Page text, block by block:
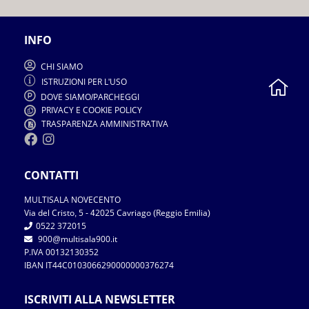
INFO
CHI SIAMO
ISTRUZIONI PER L'USO
DOVE SIAMO/PARCHEGGI
PRIVACY E COOKIE POLICY
TRASPARENZA AMMINISTRATIVA
CONTATTI
MULTISALA NOVECENTO
Via del Cristo, 5 - 42025 Cavriago (Reggio Emilia)
0522 372015
900@multisala900.it
P.IVA 00132130352
IBAN IT44C0103066290000000376274
ISCRIVITI ALLA NEWSLETTER